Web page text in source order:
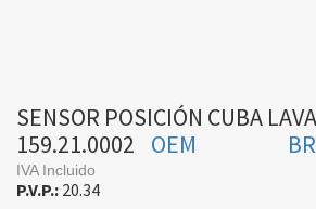
SENSOR POSICIÓN CUBA
159.21.0002
OEM
IVA Incluido
P.V.P.: 20.34